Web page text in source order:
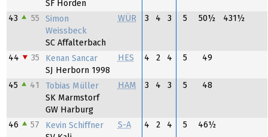
SF Hörden
43 55
Simon
Weissbeck
SC Affalterbach
WÜR 3 4 3 5 50½ 431½
44 35
Kenan Sancar
SJ Herborn 1998
HES 4 2 4 5 49
45 41
Tobias Müller
SK Marmstorf
GW Harburg
HAM 3 4 3 5 48
46 57
Kevin Schiffner
S-A 4 2 4 5 46½